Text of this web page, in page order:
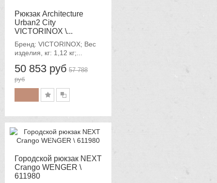
Рюкзак Architecture
Urban2 City
VICTORINOX \...
Бренд: VICTORINOX; Вес
изделия, кг: 1,12 кг;...
50 853 руб 57 788
руб
Городской рюкзак NEXT
Crango WENGER \
611980
-12%